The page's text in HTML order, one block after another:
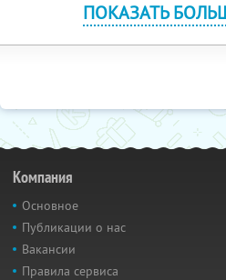
ПОКАЗАТЬ
Компания
Основное
Публикации о нас
Вакансии
Правила сервиса